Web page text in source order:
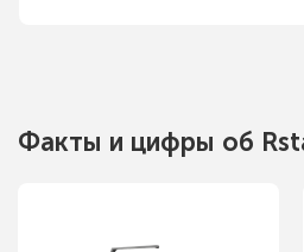
Факты и цифры об